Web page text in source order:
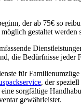
der ab 75€ so
gestaltet werden
die Bedürfnisse jeder
für Familienumzüge
, der
sorgfältige
gewährleistet.